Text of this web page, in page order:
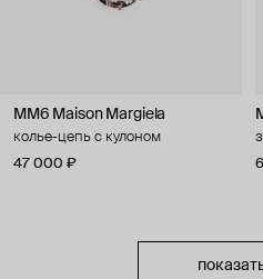
MM6 Maison Margiela
колье-цепь с кулоном
47 000 ₽